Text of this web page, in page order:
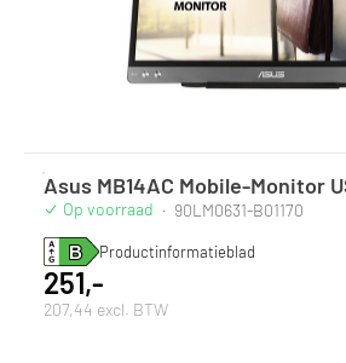
Asus MB14AC Mobile-Monitor
Op voorraad · 90LM0631-B01170
Productinformatieblad
251,-
207,44 excl. BTW